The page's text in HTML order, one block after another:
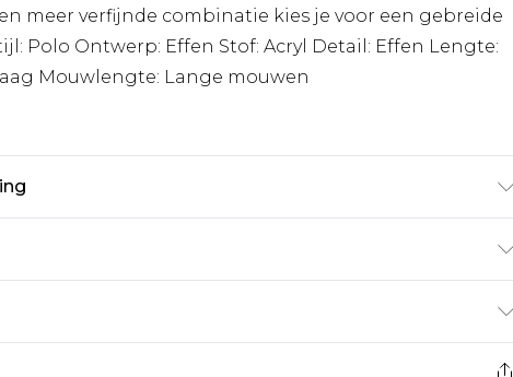
meer verfijnde combinatie kies je voor een gebreide
Polo Ontwerp: Effen Stof: Acryl Detail: Effen Lengte:
Mouwlengte: Lange mouwen
€7.99
€17.99